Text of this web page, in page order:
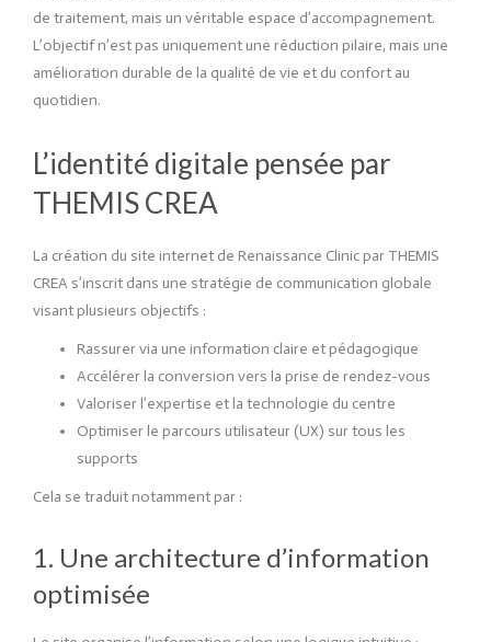
de traitement, mais un véritable espace d’accompagnement.
L’objectif n’est pas uniquement une réduction pilaire, mais une
amélioration durable de la qualité de vie et du confort au
quotidien.
L’identité digitale pensée par
THEMIS CREA
La création du site internet de Renaissance Clinic par THEMIS
CREA s’inscrit dans une stratégie de communication globale
visant plusieurs objectifs :
Rassurer via une information claire et pédagogique
Accélérer la conversion vers la prise de rendez-vous
Valoriser l’expertise et la technologie du centre
Optimiser le parcours utilisateur (UX) sur tous les
supports
Cela se traduit notamment par :
1. Une architecture d’information
optimisée